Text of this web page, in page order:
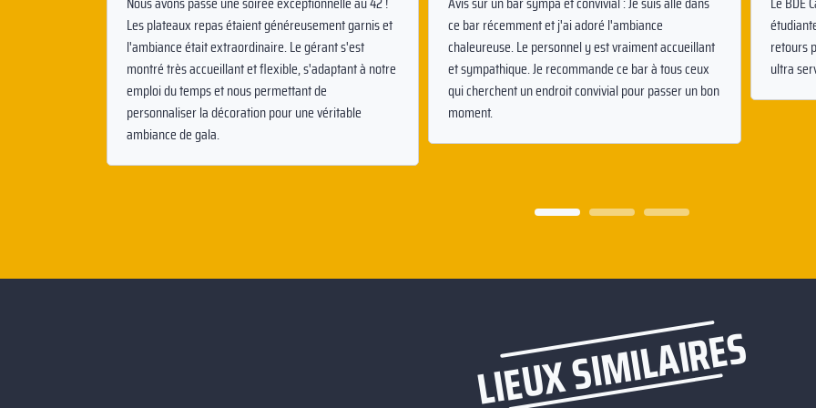
Les plateaux repas étaient généreusement garnis et
l'ambiance était extraordinaire. Le gérant s'est
montré très accueillant et flexible, s'adaptant à notre
emploi du temps et nous permettant de
personnaliser la décoration pour une véritable
ambiance de gala.
ce bar récemment et j'ai adoré l'ambiance
chaleureuse. Le personnel y est vraiment accueillant
et sympathique. Je recommande ce bar à tous ceux
qui cherchent un endroit convivial pour passer un bon
moment.
retours
ultra
LIEUX SIMILAIRES